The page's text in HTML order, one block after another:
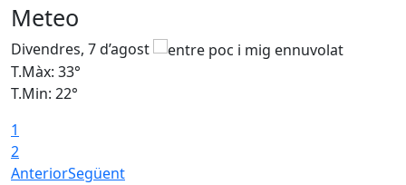
Meteo
Divendres, 7 d’agost
T.Màx: 33°
T.Min: 22°
1
2
AnteriorSegüent